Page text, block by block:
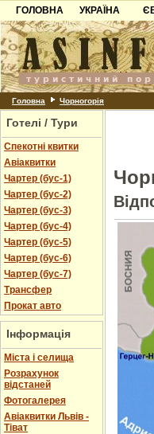
ГОЛОВНА
УКРАЇНА
Карпати
Азов
Причорноморря
Шацьк
Головна Чорногорія
Готелі / Тури
Спекотні квитки
Авіаквитки
Чартер (бус-1)
Чартер (бус-2)
Чартер (бус-3)
Чартер (бус-4)
Чартер (бус-5)
Чартер (бус-6)
Чартер (бус-7)
Трансфер
Прокат авто
Інформація
Міста і селища
Розрахунок
відстаней
Фотогалерея
Авіаквитки Львів -
Тіват